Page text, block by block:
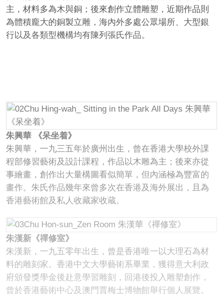
主，材料多為木與銅；後來創作立體雕塑，近期作品則
為體積龐大的銅製立雕，海內外多處公眾場所、大型銀
行以及各類型機構均有陳列張氏作品。
朱興華 《呆坐着》
朱興華，一九三五年於廣州出生，曾在香港大學校外課
程部修習藝術及設計課程，作品以木雕為主；後來亦從
事繪畫，創作出大量構圖看似簡單，但內涵極為豐富的
畫作。朱氏作品幾年來曾多次在香港及海外展出，且為
香港藝術館及私人收藏家收蔵。
朱漢新《禪修室》
朱漢新，一九五零年出生，曾是香港唯一以大理石為材
料的雕刻家。香港中文大學藝術系畢業，獲得意大利政
府頒發獎學金後赴意學習雕刻，回港後投入雕塑創作，
曾於香港藝術中心及澳門賈梅士博物館舉行個人展覽。